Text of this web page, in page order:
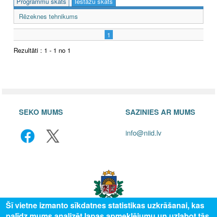
Rēzeknes tehnikums
1
Rezultāti : 1 - 1 no 1
SEKO MUMS SAZINIES AR MUMS
info@niid.lv
Šī vietne izmanto sīkdatnes statistikas uzkrāšanai, kas